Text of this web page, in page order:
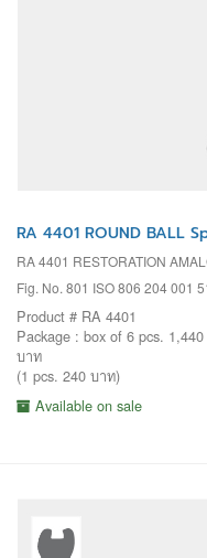
RA 4401 ROUND BALL
RA 4401 RESTORATION
Fig. No. 801 ISO 806 204 001
Product # RA 4401
Package : box of 6 pcs. 1,440
บาท
(1 pcs. 240 บาท)
Available on sale